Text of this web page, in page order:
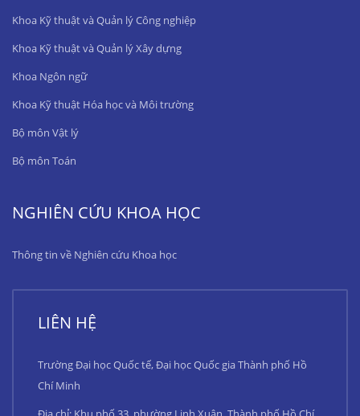
Khoa Kỹ thuật và Quản lý Công nghiệp
Khoa Kỹ thuật và Quản lý Xây dựng
Khoa Ngôn ngữ
Khoa Kỹ thuật Hóa học và Môi trường
Bộ môn Vật lý
Bộ môn Toán
NGHIÊN CỨU KHOA HỌC
Thông tin về Nghiên cứu Khoa học
LIÊN HỆ
Trường Đại học Quốc tế, Đại học Quốc gia Thành phố Hồ
Chí Minh